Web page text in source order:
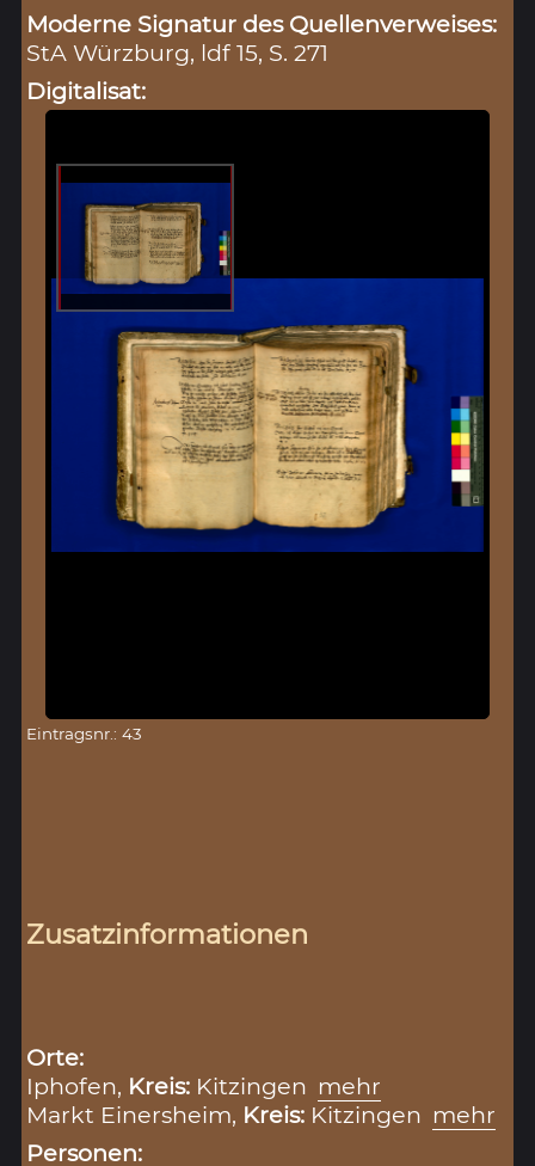
Moderne Signatur des Quellenverweises:
StA Würzburg, ldf 15, S. 271
Digitalisat:
Eintragsnr.: 43
Zusatzinformationen
Orte:
Iphofen, Kreis: Kitzingen mehr
Markt Einersheim, Kreis: Kitzingen mehr
Personen: